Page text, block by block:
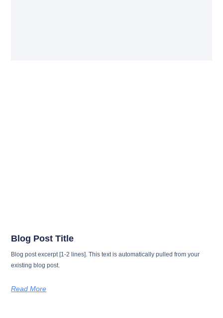
Blog Post Title
Blog post excerpt [1-2 lines]. This text is automatically pulled from your
existing blog post.
Read More